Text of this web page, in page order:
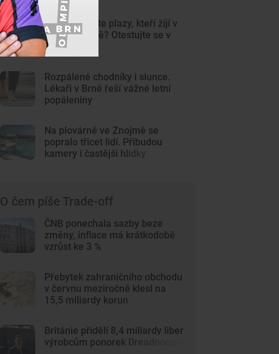
KVÍZ: Poznáte plazy, kteří žijí v
české přírodě? Otestujte se v
kvízu
Rozpálené chodníky i slunce.
Lékaři v Brně řeší vážné letní
popáleniny
Na plovárně ve Znojmě se
popralo třicet lidí. Přibudou
kamery i častější hlídky
O čem píše Trade-off
ČNB ponechala sazby beze
změny, inflace má krátkodobě
vzrůst ke 3 %
Přebytek zahraničního obchodu
v červnu meziročně klesl na
15,5 miliardy korun
Británie přidělí 8,4 miliardy liber
výrobcům ponorek Dreadnought